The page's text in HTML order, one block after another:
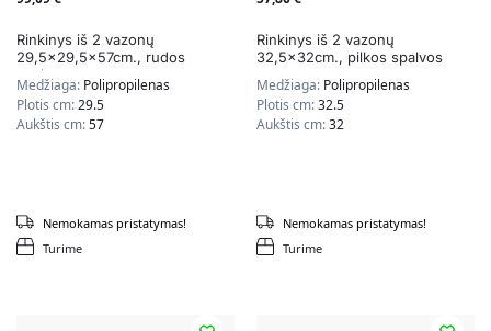
Rinkinys iš 2 vazonų
29,5×29,5x57cm., rudos
spalvos
Medžiaga: Polipropilenas
Plotis cm:29.5
Aukštis cm:57
Turime
Nemokamas pristatymas!
Rinkinys iš 2 vazonų
32,5x32cm., pilkos spalvos
Medžiaga: Polipropilenas
Plotis cm:32.5
Aukštis cm:32
Turime
Nemokamas pristatymas!